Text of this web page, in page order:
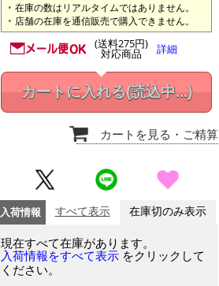
在庫の数はリアルタイムではありません。
店舗の在庫を通信販売で購入できません。
(送料275円)
対応商品 詳細
カートに入れる(読込中...)
カートを見る ・ご精算
入荷情報 すべて表示 在庫切のみ表示
現在すべて在庫があります。
入荷情報をすべて表示 をクリックして
ください。